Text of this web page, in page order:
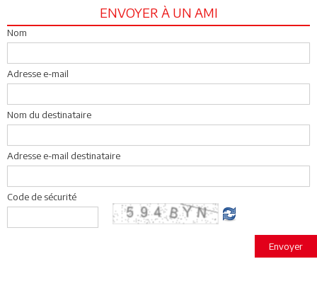
ENVOYER À UN AMI
Nom
Adresse e-mail
Nom du destinataire
Adresse e-mail destinataire
Code de sécurité
Envoyer